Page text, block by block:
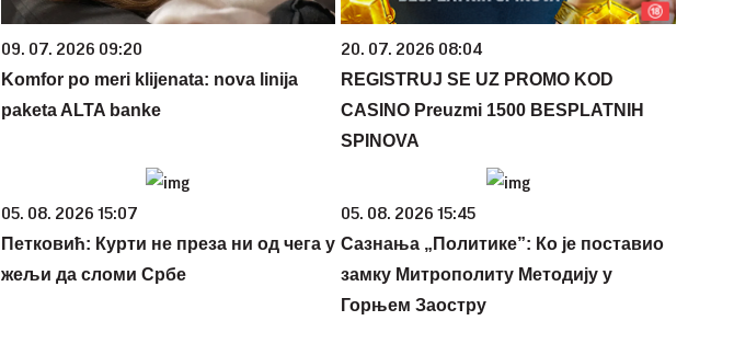
09. 07. 2026 09:20
Komfor po meri klijenata: nova linija
paketa ALTA banke
20. 07. 2026 08:04
REGISTRUJ SE UZ PROMO KOD
CASINO Preuzmi 1500 BESPLATNIH
SPINOVA
05. 08. 2026 15:07
Петковић: Курти не преза ни од чега у
жељи да сломи Србе
05. 08. 2026 15:45
Сазнања „Политике”: Ко је поставио
замку Митрополиту Методију у
Горњем Заостру